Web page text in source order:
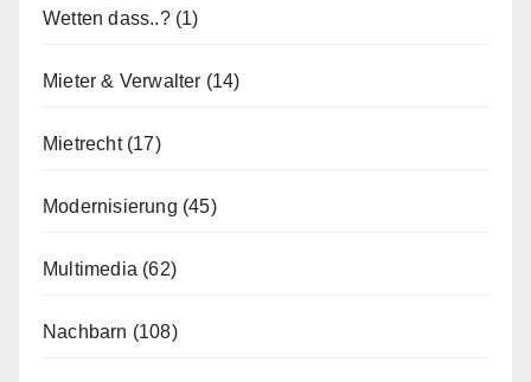
Wetten dass..?(1)
Mieter & Verwalter (14)
Mietrecht(17)
Modernisierung (45)
Multimedia (62)
Nachbarn (108)